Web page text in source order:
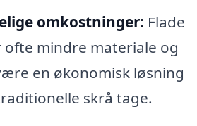
omkostninger: Flade
mindre materiale og
en økonomisk løsning
skrå tage.